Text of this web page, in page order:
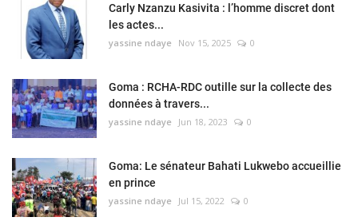
Carly Nzanzu Kasivita : l’homme discret dont
les actes...
yassine ndaye Nov 15, 2025 0
Goma : RCHA-RDC outille sur la collecte des
données à travers...
yassine ndaye Jun 18, 2023 0
Goma: Le sénateur Bahati Lukwebo accueillie
en prince
yassine ndaye Jul 15, 2022 0